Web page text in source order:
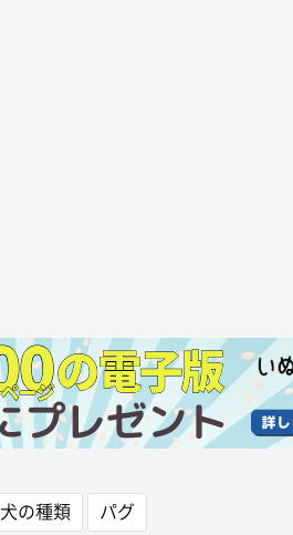
犬の種類 パグ